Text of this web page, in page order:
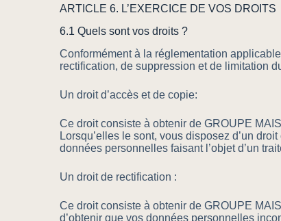
ARTICLE 6. L’EXERCICE DE VOS DROITS
6.1 Quels sont vos droits ?
Conformément à la réglementation
rectification, de suppression et de limitation
Un droit d’accès et de copie:
Ce droit consiste à obtenir de GROUPE
Lorsqu’elles le sont, vous disposez d’un
données personnelles faisant l’objet d’un
Un droit de rectification :
Ce droit consiste à obtenir de GROUPE
d’obtenir que vos données personnelles